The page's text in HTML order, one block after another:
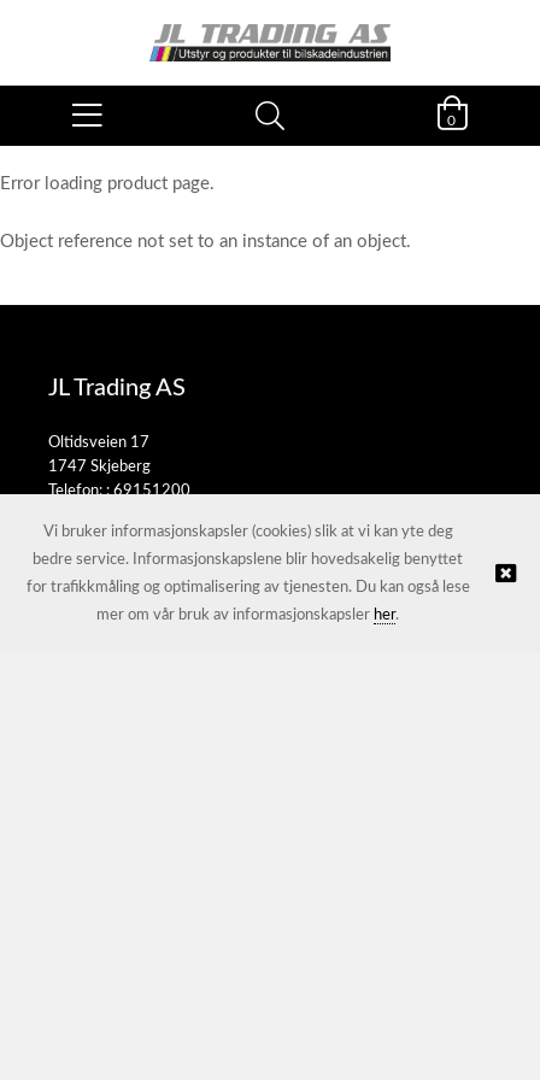
0
Error loading product page.
Object reference not set to an instance of an object.
JL Trading AS
Oltidsveien 17
1747 Skjeberg
Telefon: :69151200
© JL Trading AS |Nettbutikk levert av Kréatif
Vi bruker informasjonskapsler (cookies) slik at vi kan yte deg
bedre service. Informasjonskapslene blir hovedsakelig benyttet
for trafikkmåling og optimalisering av tjenesten. Du kan også lese
mer om vår bruk av informasjonskapsler her.